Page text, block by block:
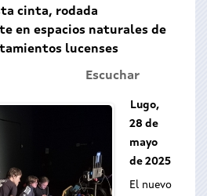
cinta, rodada
en espacios naturales de
lucenses
Escuchar
Lugo,
28 de
mayo
de 2025
El nuevo